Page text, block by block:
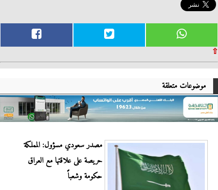
⇧
موضوعات متعلقة
مصدر سعودي مسؤول: المملكة
حريصة على علاقتها مع العراق
حكومة وشعباً